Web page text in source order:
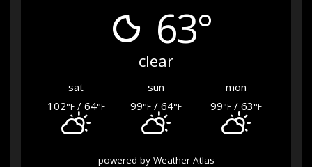
63°
clear
sat sun
mon
102°F/ 64°F 99°F/ 64°F 99°F/ 63°F
powered by Weather Atlas